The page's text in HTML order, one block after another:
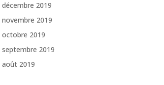
décembre 2019
novembre 2019
octobre 2019
septembre 2019
août 2019